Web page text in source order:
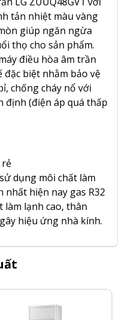
tản nhiệt màu vàng
giúp ngăn ngừa
thọ cho sản phẩm.
điều hòa âm trần
đặc biệt nhằm bảo vệ
chống cháy nổ với
(điện áp quá thấp
rẻ
dụng môi chất làm
hiện nay gas R32
làm lạnh cao, thân
hiệu ứng nhà kính.